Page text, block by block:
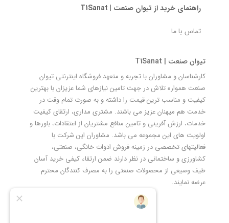
راهنمای خرید از تیوان صنعت | T1Sanat
تماس با ما
تیوان صنعت | T1Sanat
کارشناسان و مشاوران با تجربه و متعهد فروشگاه اینترنتی تیوان
صنعت همواره تلاش در جهت تامین نیازهای شما عزیزان با بهترین
کیفیت و مناسب ترین قیمت را داشته و به صورت تمام وقت در
خدمت هم میهنان عزیز می باشند. مشتری مداری، ارتقای کیفیت
خدمات، ارزش آفرینی و تامین منافع مشتریان از اعتقادات، باورها و
اولویت های این مجموعه می باشد. مشاوران این شرکت با
فعالیتهای تخصصی در زمینه فروش ادوات خانگی، صنعتی،
کشاورزی و ساختمانی در نظر دارند ضمن ارتقاء کیفی خرید آسان
طیف وسیعی از محصولات صنعتی را به مصرف کنندگان محترم
عرضه نمایند.